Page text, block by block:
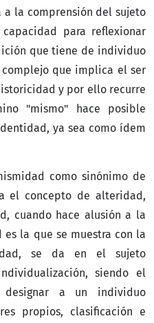
la comprensión del sujeto
para reflexionar
que tiene de individuo
que implica el ser
y por ello recurre
"mismo" hace posible
ya sea como ídem
como sinónimo de
el concepto de alteridad,
cuando hace alusión a la
la que se muestra con la
se da en el sujeto
siendo el
a un individuo
propios, clasificación e